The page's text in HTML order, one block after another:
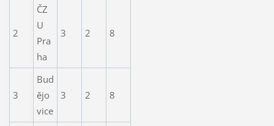
2
ČZ
U
Pra
ha
3 2 8
3
Bud
ějo
vice
3 2 8